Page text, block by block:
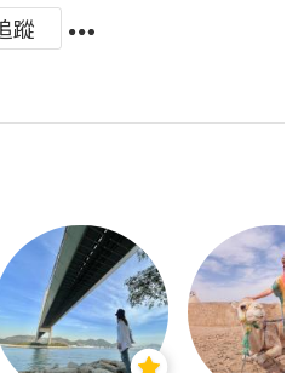
蹤